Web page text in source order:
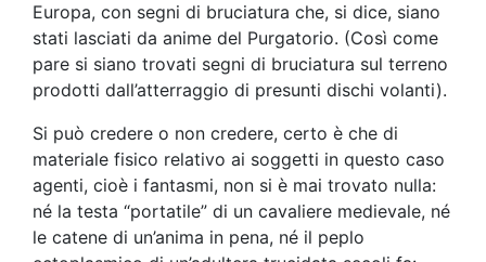
Europa, con segni di bruciatura che, si dice, siano
stati lasciati da anime del Purgatorio. (Così come
pare si siano trovati segni di bruciatura sul terreno
prodotti dall’atterraggio di presunti dischi volanti).
Si può credere o non credere, certo è che di
materiale fisico relativo ai soggetti in questo caso
agenti, cioè i fantasmi, non si è mai trovato nulla:
né la testa “portatile” di un cavaliere medievale, né
le catene di un’anima in pena, né il peplo